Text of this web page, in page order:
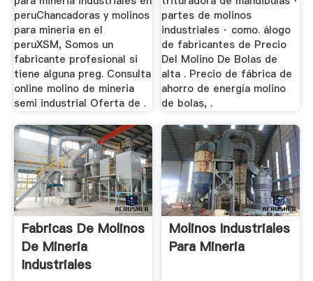
peruChancadoras y molinos
para mineria en el
peruXSM, Somos un
fabricante profesional si
tiene alguna preg. Consulta
online molino de mineria
semi industrial Oferta de .
partes de molinos
industriales · como. álogo
de fabricantes de Precio
Del Molino De Bolas de
alta . Precio de fábrica de
ahorro de energía molino
de bolas, .
Fabricas De Molinos
De Mineria
Industriales
Molinos Industriales
Para Mineria